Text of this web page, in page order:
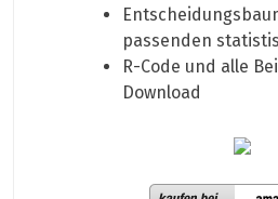
passenden
R-Code und alle
Download